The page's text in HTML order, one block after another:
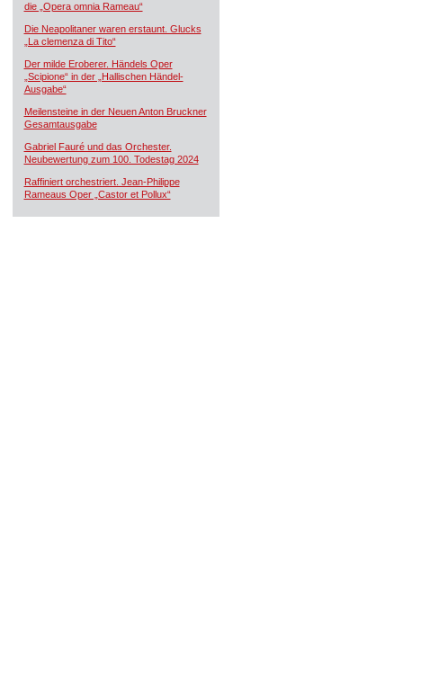
die „Opera omnia Rameau“
Die Neapolitaner waren erstaunt. Glucks
„La clemenza di Tito“
Der milde Eroberer. Händels Oper
„Scipione“ in der „Hallischen Händel-
Ausgabe“
Meilensteine in der Neuen Anton Bruckner
Gesamtausgabe
Gabriel Fauré und das Orchester.
Neubewertung zum 100. Todestag 2024
Raffiniert orchestriert. Jean-Philippe
Rameaus Oper „Castor et Pollux“